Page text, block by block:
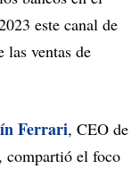
este canal de
las ventas de
Ferrari, CEO de
, compartió el foco